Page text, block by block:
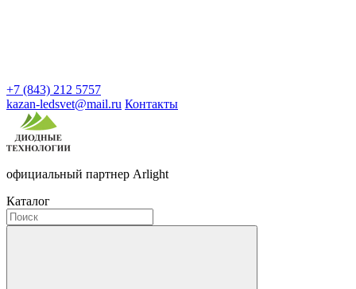
+7 (843) 212 5757
kazan-ledsvet@mail.ru Контакты
официальный партнер Arlight
Каталог